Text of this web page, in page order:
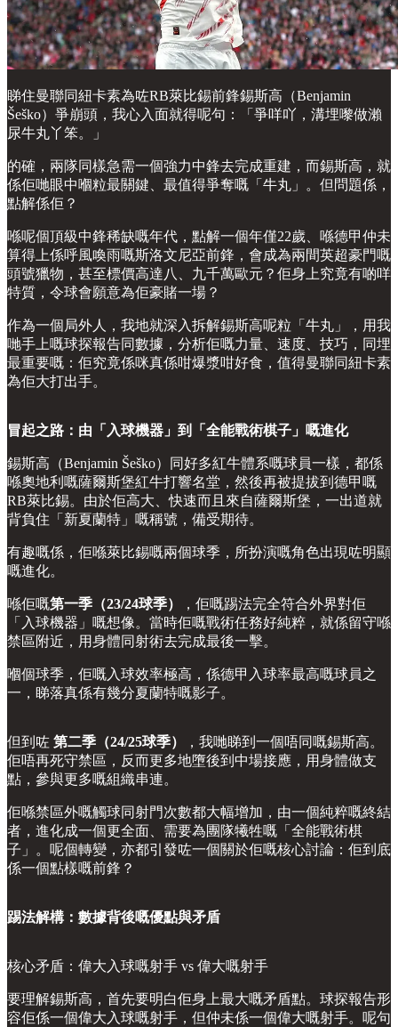
睇住曼聯同紐卡素為咗RB萊比錫前鋒錫斯高（Benjamin
Šeško）爭崩頭，我心入面就得呢句：「爭咩吖，溝埋嚟做瀨
尿牛丸丫笨。」
的確，兩隊同樣急需一個強力中鋒去完成重建，而錫斯高，就
係佢哋眼中嗰粒最關鍵、最值得爭奪嘅「牛丸」。但問題係，
點解係佢？
喺呢個頂級中鋒稀缺嘅年代，點解一個年僅22歲、喺德甲仲未
算得上係呼風喚雨嘅斯洛文尼亞前鋒，會成為兩間英超豪門嘅
頭號獵物，甚至標價高達八、九千萬歐元？佢身上究竟有啲咩
特質，令球會願意為佢豪賭一場？
作為一個局外人，我地就深入拆解錫斯高呢粒「牛丸」，用我
哋手上嘅球探報告同數據，分析佢嘅力量、速度、技巧，同埋
最重要嘅：佢究竟係咪真係咁爆漿咁好食，值得曼聯同紐卡素
為佢大打出手。
冒起之路：由「入球機器」到「全能戰術棋子」嘅進化
錫斯高（Benjamin Šeško）同好多紅牛體系嘅球員一樣，都係
喺奧地利嘅薩爾斯堡紅牛打響名堂，然後再被提拔到德甲嘅
RB萊比錫。由於佢高大、快速而且來自薩爾斯堡，一出道就
背負住「新夏蘭特」嘅稱號，備受期待。
有趣嘅係，佢喺萊比錫嘅兩個球季，所扮演嘅角色出現咗明顯
嘅進化。
喺佢嘅第一季（23/24球季）
，佢嘅踢法完全符合外界對佢
「入球機器」嘅想像。當時佢嘅戰術任務好純粹，就係留守喺
禁區附近，用身體同射術去完成最後一擊。
嗰個球季，佢嘅入球效率極高，係德甲入球率最高嘅球員之
一，睇落真係有幾分夏蘭特嘅影子。
但到咗 第二季（24/25球季）
，我哋睇到一個唔同嘅錫斯高。
佢唔再死守禁區，反而更多地墮後到中場接應，用身體做支
點，參與更多嘅組織串連。
佢喺禁區外嘅觸球同射門次數都大幅增加，由一個純粹嘅終結
者，進化成一個更全面、需要為團隊犧牲嘅「全能戰術棋
子」。呢個轉變，亦都引發咗一個關於佢嘅核心討論：佢到底
係一個點樣嘅前鋒？
踢法解構：數據背後嘅優點與矛盾
核心矛盾：偉大入球嘅射手 vs 偉大嘅射手
要理解錫斯高，首先要明白佢身上最大嘅矛盾點。球探報告形
容佢係一個偉大入球嘅射手，但仲未係一個偉大嘅射手。呢句